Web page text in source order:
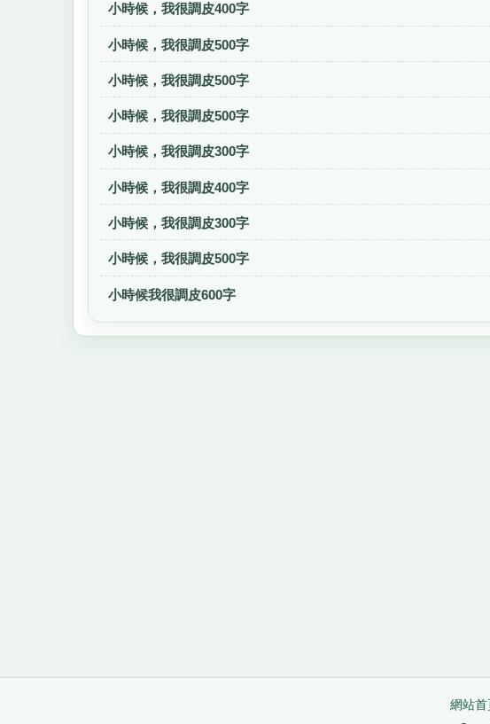
小時候，我很調皮400字
小時候，我很調皮500字
小時候，我很調皮500字
小時候，我很調皮500字
小時候，我很調皮300字
小時候，我很調皮400字
小時候，我很調皮300字
小時候，我很調皮500字
小時候我很調皮600字
網站首